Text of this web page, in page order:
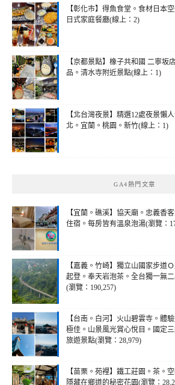
【彰化市】得魚食堂。食材日本
日式家庭餐廳(線上：2)
【京都景點】橡子共和國 二寧坂
品。清水寺附近景點(線上：1)
【北台灣夜景】精選12處夜景懶
北。宜蘭。桃園。新竹(線上：1)
GA4熱門文章
【宜蘭。礁溪】協天廟。忠義香
住宿。每房皆有溫泉泡湯(瀏覽：
【嘉義。竹崎】獨立山國家步道
起登。奉天岩泡茶。全台獨一無
(瀏覽：190,257)
【台南。白河】火山碧雲寺。體
極佳。山景風光賞心悅目。國定
旅遊景點(瀏覽：28,979)
【苗栗。苑裡】鐵工莊園。茶。
隱藏在鄉道的秘密花園(瀏覽：